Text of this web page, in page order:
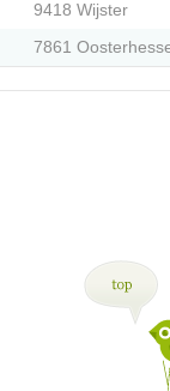
9418 Wijster
7861